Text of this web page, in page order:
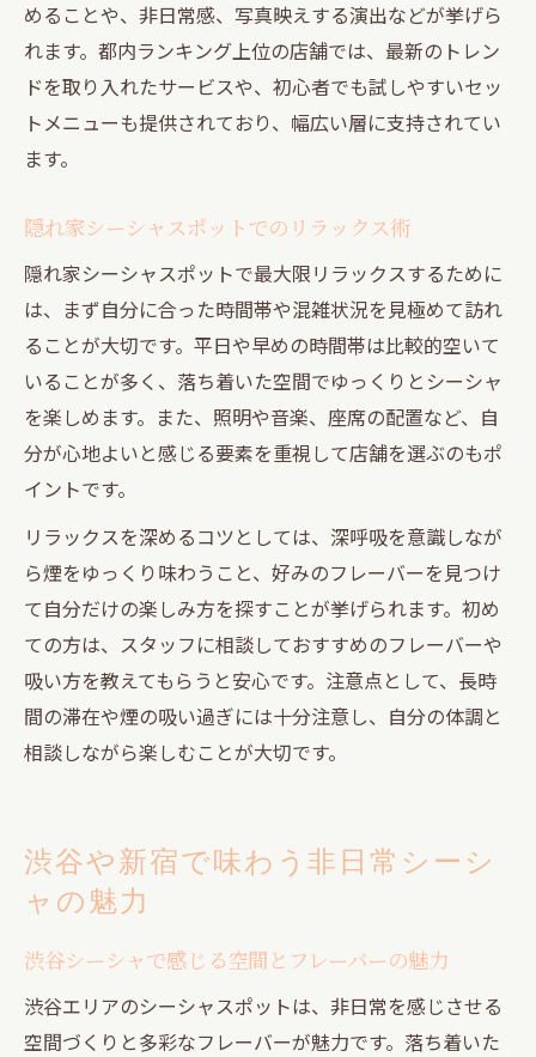
めることや、非日常感、写真映えする演出などが挙げら
れます。都内ランキング上位の店舗では、最新のトレン
ドを取り入れたサービスや、初心者でも試しやすいセッ
トメニューも提供されており、幅広い層に支持されてい
ます。
隠れ家シーシャスポットでのリラックス術
隠れ家シーシャスポットで最大限リラックスするために
は、まず自分に合った時間帯や混雑状況を見極めて訪れ
ることが大切です。平日や早めの時間帯は比較的空いて
いることが多く、落ち着いた空間でゆっくりとシーシャ
を楽しめます。また、照明や音楽、座席の配置など、自
分が心地よいと感じる要素を重視して店舗を選ぶのもポ
イントです。
リラックスを深めるコツとしては、深呼吸を意識しなが
ら煙をゆっくり味わうこと、好みのフレーバーを見つけ
て自分だけの楽しみ方を探すことが挙げられます。初め
ての方は、スタッフに相談しておすすめのフレーバーや
吸い方を教えてもらうと安心です。注意点として、長時
間の滞在や煙の吸い過ぎには十分注意し、自分の体調と
相談しながら楽しむことが大切です。
渋谷や新宿で味わう非日常シーシ
ャの魅力
渋谷シーシャで感じる空間とフレーバーの魅力
渋谷エリアのシーシャスポットは、非日常を感じさせる
空間づくりと多彩なフレーバーが魅力です。落ち着いた